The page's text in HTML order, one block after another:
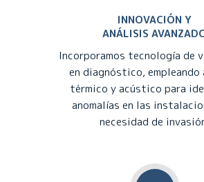
INNOVACIÓN Y
ANÁLISIS
Incorporamos tecnología de
en diagnóstico, empleando
térmico y acústico para
anomalías en las
necesidad de